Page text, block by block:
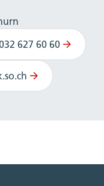
627 60 60